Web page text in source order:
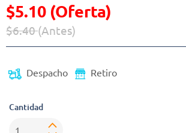
$5.10 (Oferta)
Precio reducido de
$6.40(Antes)
Despacho Retiro
Cantidad